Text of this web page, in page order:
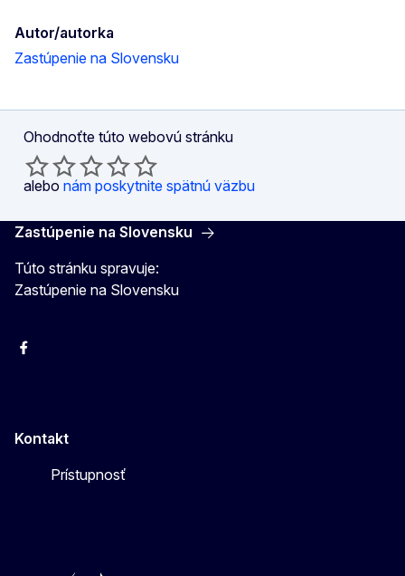
Autor/autorka
Zastúpenie na Slovensku
Ohodnoťte túto webovú stránku
alebo nám poskytnite spätnú väzbu
Zastúpenie na Slovensku
Túto stránku spravuje:
Zastúpenie na Slovensku
Facebook
Kontakt
Prístupnosť